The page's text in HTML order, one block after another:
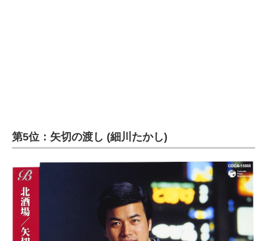
第5位：矢切の渡し (細川たかし)